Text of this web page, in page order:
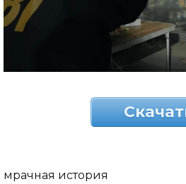
мрачная история